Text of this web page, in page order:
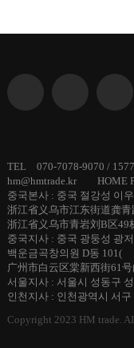
TEL 070-7078-9070 /
hm@hmtrade.kr HOME
중국본사 : 중국 절강성 이
浙江省义乌市江东街道龚
浙江省义乌市青岩刘B区49
중국지사 : 중국 광둥성 광
백운금곡창의원 D동 101(
广州市白云区棠新西街61
서울지사 : 서울시 성동구
인천지사 : 인천광역시 서
Copyright 2023 HM trade.